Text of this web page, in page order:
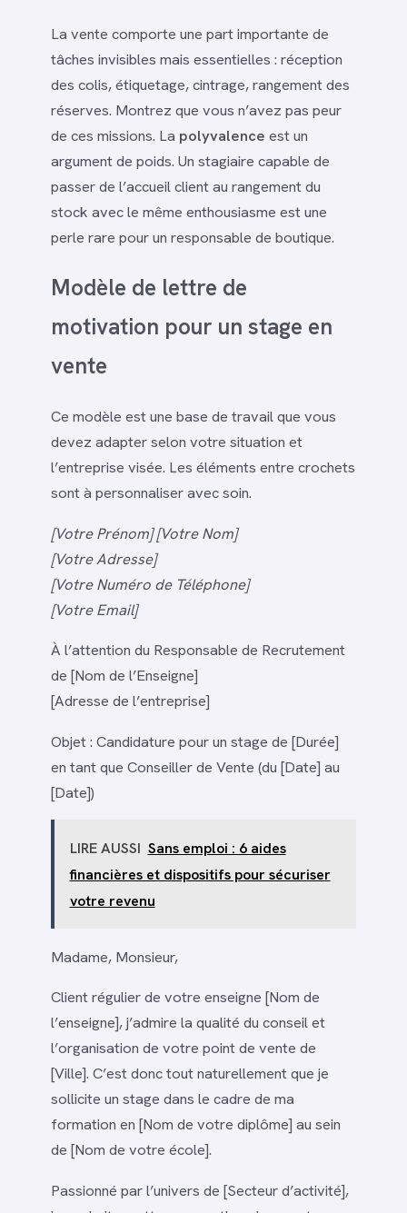
La vente comporte une part importante de
tâches invisibles mais essentielles : réception
des colis, étiquetage, cintrage, rangement des
réserves. Montrez que vous n’avez pas peur
de ces missions. La polyvalence est un
argument de poids. Un stagiaire capable de
passer de l’accueil client au rangement du
stock avec le même enthousiasme est une
perle rare pour un responsable de boutique.
Modèle de lettre de
motivation pour un stage en
vente
Ce modèle est une base de travail que vous
devez adapter selon votre situation et
l’entreprise visée. Les éléments entre crochets
sont à personnaliser avec soin.
[Votre Prénom] [Votre Nom]
[Votre Adresse]
[Votre Numéro de Téléphone]
[Votre Email]
À l’attention du Responsable de Recrutement
de [Nom de l’Enseigne]
[Adresse de l’entreprise]
Objet : Candidature pour un stage de [Durée]
en tant que Conseiller de Vente (du [Date] au
[Date])
LIRE AUSSI Sans emploi : 6 aides
financières et dispositifs pour sécuriser
votre revenu
Madame, Monsieur,
Client régulier de votre enseigne [Nom de
l’enseigne], j’admire la qualité du conseil et
l’organisation de votre point de vente de
[Ville]. C’est donc tout naturellement que je
sollicite un stage dans le cadre de ma
formation en [Nom de votre diplôme] au sein
de [Nom de votre école].
Passionné par l’univers de [Secteur d’activité],